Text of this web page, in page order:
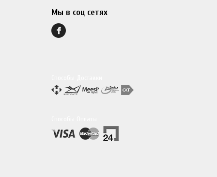
Мы в соц сетях